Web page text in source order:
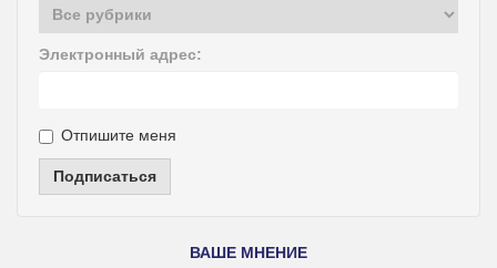
Электронный адрес:
Отпишите меня
Подписаться
ВАШЕ МНЕНИЕ